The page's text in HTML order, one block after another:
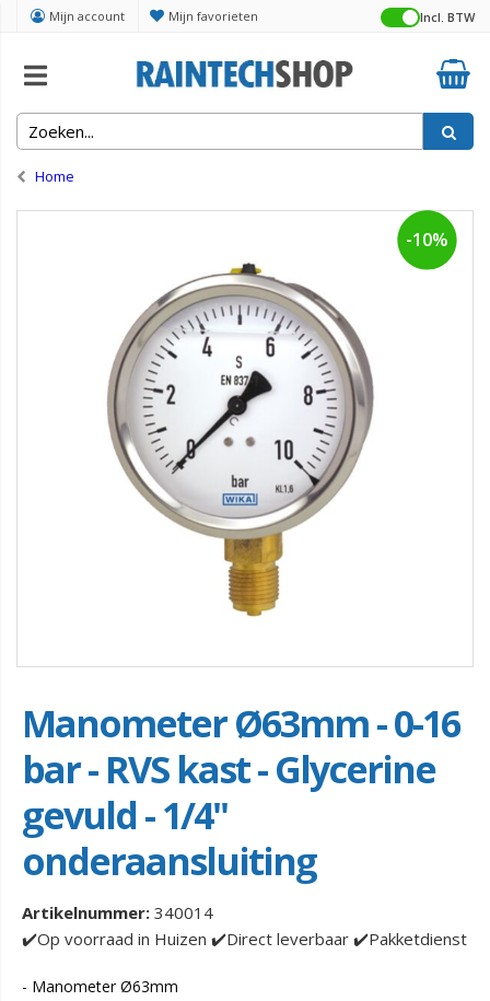
Mijn account Mijn favorieten Incl. BTW
Home
-10%
Manometer Ø63mm - 0-16
bar - RVS kast - Glycerine
gevuld - 1/4''
onderaansluiting
Artikelnummer: 340014
✔️Op voorraad in Huizen ✔️Direct leverbaar ✔️Pakketdienst
- Manometer Ø63mm